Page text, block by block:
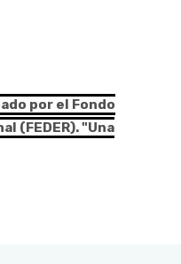
por el Fondo
(FEDER). "Una